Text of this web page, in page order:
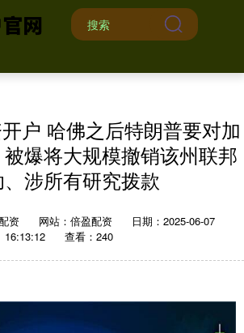
户 哈佛之后特朗普要对加
爆将大规模撤销该州联邦
涉所有研究拨款
资 网站：倍盈配资
日期：2025-06-07
16:13:12
查看：240